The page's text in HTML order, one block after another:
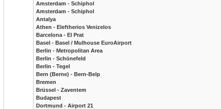
Amsterdam - Schiphol
Amsterdam - Schiphol
Antalya
Athen - Eleftherios Venizelos
Barcelona - El Prat
Basel - Basel / Mulhouse EuroAirport
Berlin - Metropolitan Area
Berlin - Schönefeld
Berlin - Tegel
Bern (Berne) - Bern-Belp
Bremen
Brüssel - Zaventem
Budapest
Dortmund - Airport 21